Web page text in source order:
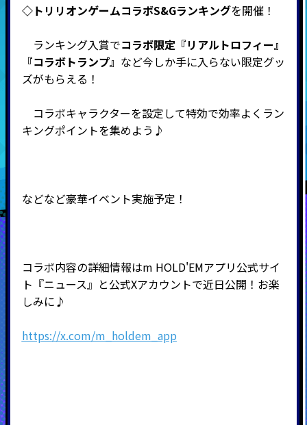
◇トリリオンゲームコラボS&Gランキングを開催！
ランキング入賞でコラボ限定『リアルトロフィー』
『コラボトランプ』 など今しか手に入らない限定グッ
ズがもらえる！
コラボキャラクターを設定して特効で効率よくラン
キングポイントを集めよう♪
などなど豪華イベント実施予定！
コラボ内容の詳細情報はm HOLD'EMアプリ公式サイ
ト『ニュース』と公式Xアカウントで近日公開！お楽
しみに♪
https://x.com/m_holdem_app